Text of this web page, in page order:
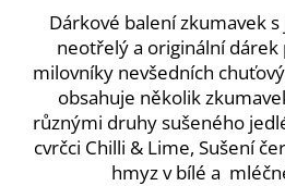
Dárkové balení zkumavek
neotřelý a originální
milovníky nevšedních
obsahuje několik
různými druhy sušeného
cvrčci Chilli & Lime, Sušení
hmyz v bílé a
HLEDAT